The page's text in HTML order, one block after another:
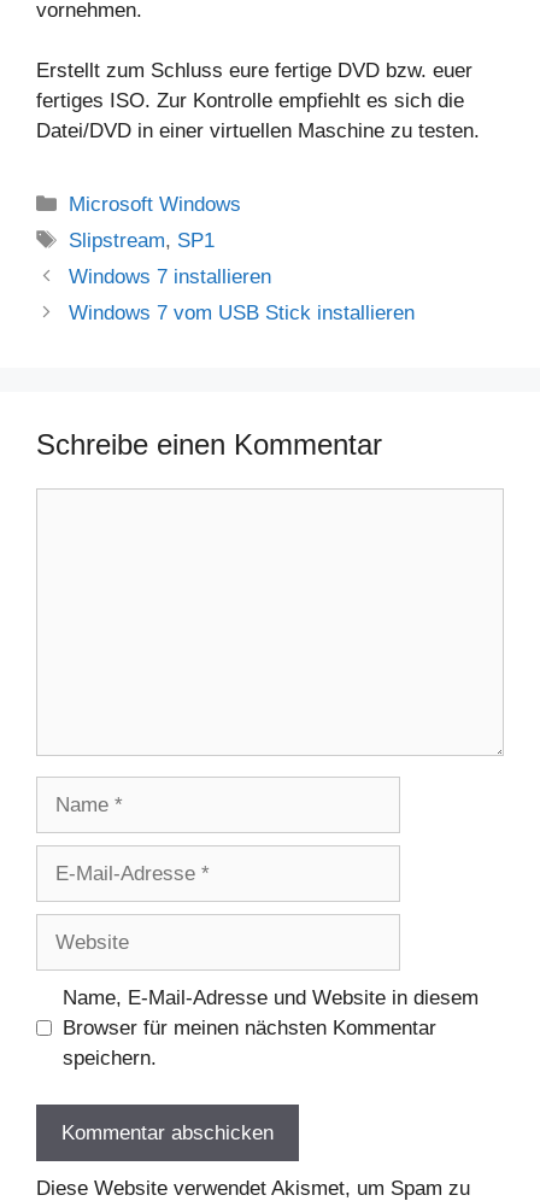
vornehmen.
Erstellt zum Schluss eure fertige DVD bzw. euer
fertiges ISO. Zur Kontrolle empfiehlt es sich die
Datei/DVD in einer virtuellen Maschine zu testen.
Kategorien
Microsoft Windows
Schlagwörter
Slipstream, SP1
Windows 7 installieren
Windows 7 vom USB Stick installieren
Schreibe einen Kommentar
Adresse
Name, E-Mail-Adresse und Website in diesem
Browser für meinen nächsten Kommentar
speichern.
Diese Website verwendet Akismet, um Spam zu